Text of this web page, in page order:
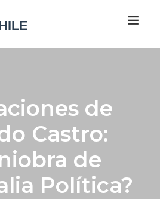
de
Castro:
de
Política?